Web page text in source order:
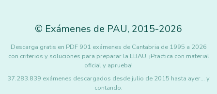
© Exámenes de PAU, 2015-2026
Descarga gratis en PDF 901 exámenes de Cantabria de 1995 a 2026
con criterios y soluciones para preparar la EBAU. ¡Practica con material
oficial y aprueba!
37.283.839 exámenes descargados desde julio de 2015 hasta ayer... y
contando.